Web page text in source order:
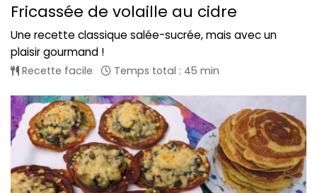
Fricassée de volaille au cidre
Une recette classique salée-sucrée, mais avec un
plaisir gourmand !
Recette facile Temps total : 45 min